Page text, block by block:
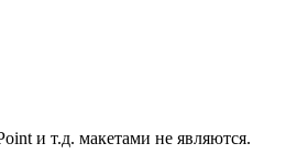
и т.д. макетами не являются.